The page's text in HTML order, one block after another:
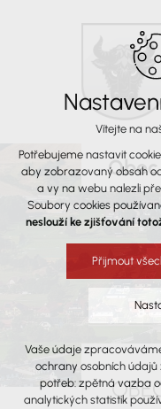
Vítejte na
Potřebujeme nastavit
aby zobrazovaný obsah
a vy na webu nalezli
Soubory cookies
neslouží ke zjišťování
Přijmout
Technická cookies
nutná pro
udržení kontextu
Vaše údaje
ochrany osobních
potřeb: zpětná vazba
analytických statistik